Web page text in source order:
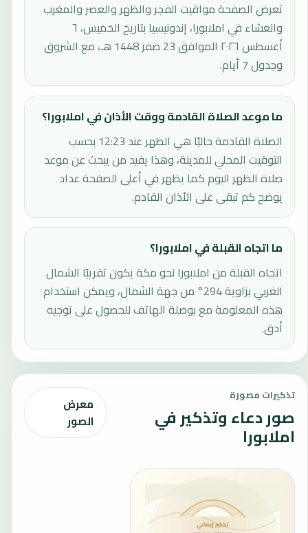
تعرض الصفحة مواقيت الفجر والظهر والعصر والمغرب
والعشاء في املابورا، إندونيسيا بتاريخ الخميس، ٦
أغسطس ٢٠٢٦ الموافق 23 صفر 1448 هـ، مع الشروق
وجدول 7 أيام.
ما موعد الصلاة القادمة ووقت الأذان في املابورا؟
الصلاة القادمة حاليًا هي الظهر عند 12:23 بحسب
التوقيت المحلي للمدينة، وهذا يفيد من يبحث عن موعد
صلاة الظهر اليوم كما يظهر في أعلى الصفحة عداد
يوضح كم تبقى على الأذان القادم.
ما اتجاه القبلة في املابورا؟
اتجاه القبلة من املابورا نحو مكة يكون تقريبًا الشمال
الغربي بزاوية 294° من جهة الشمال، ويمكن استخدام
هذه المعلومة مع بوصلة الهاتف للحصول على توجيه
أدق.
تذكيرات مصورة
صور دعاء وتذكير في
املابورا
معرض
الصور